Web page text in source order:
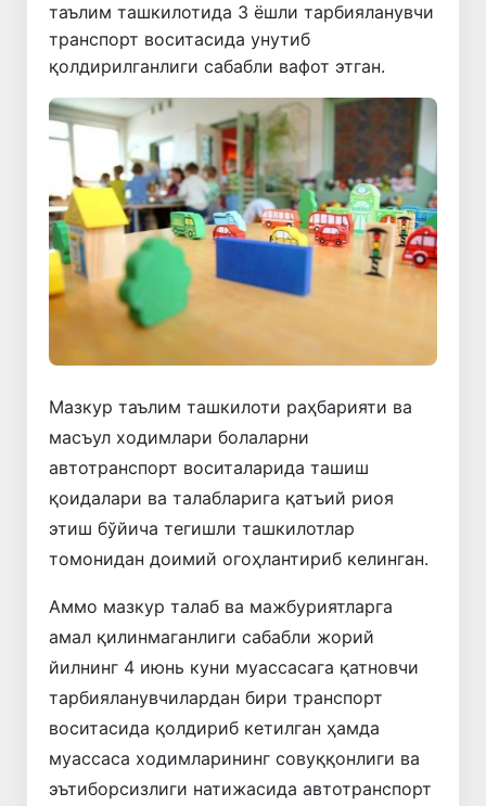
таълим ташкилотида 3 ёшли тарбияланувчи
транспорт воситасида унутиб
қолдирилганлиги сабабли вафот этган.
Мазкур таълим ташкилоти раҳбарияти ва
масъул ходимлари болаларни
автотранспорт воситаларида ташиш
қоидалари ва талабларига қатъий риоя
этиш бўйича тегишли ташкилотлар
томонидан доимий огоҳлантириб келинган.
Аммо мазкур талаб ва мажбуриятларга
амал қилинмаганлиги сабабли жорий
йилнинг 4 июнь куни муассасага қатновчи
тарбияланувчилардан бири транспорт
воситасида қолдириб кетилган ҳамда
муассаса ходимларининг совуққонлиги ва
эътиборсизлиги натижасида автотранспорт